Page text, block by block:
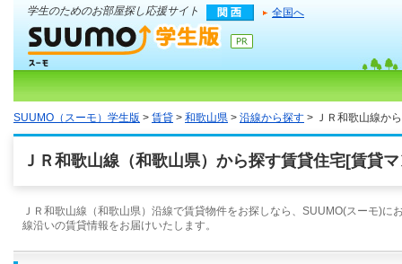
学生のためのお部屋探し応援サイト 全国へ
SUUMO（スーモ）学生版 > 賃貸 > 和歌山県 > 沿線から探す > ＪＲ和歌山線か
ＪＲ和歌山線（和歌山県）から探す賃貸住宅[賃貸
ＪＲ和歌山線（和歌山県）沿線で賃貸物件をお探しなら、SUUMO(スーモ)
線沿いの賃貸情報をお届けいたします。